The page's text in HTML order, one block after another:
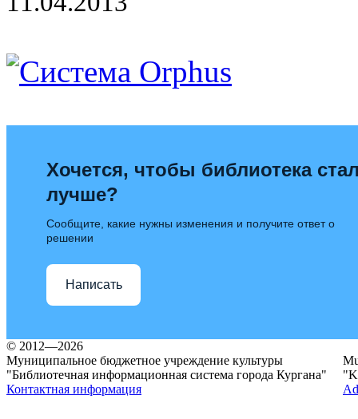
Хочется, чтобы библиотека
лучше?
Сообщите, какие нужны изменения и получите ответ о
решении
Написать
© 2012—2026
Муниципальное бюджетное учреждение культуры
"Библиотечная информационная система города Кургана"
Контактная информация